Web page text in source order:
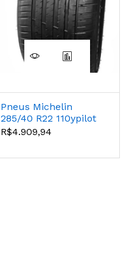
Pneus Michelin
285/40 R22 110ypilot
Sport 4 Suv
R$4.909,94